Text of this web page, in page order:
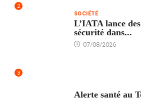
2
SOCIÉTÉ
L’IATA lance
sécurité dans...
07/08/2026
3
Alerte santé au